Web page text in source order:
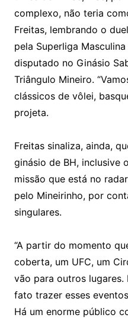
complexo, não teria
Freitas, lembrando o
pela Superliga
disputado no Ginásio
Triângulo Mineiro.
clássicos de vôlei,
projeta.
Freitas sinaliza, ainda,
ginásio de BH, inclusive
missão que está no
pelo Mineirinho, por
singulares.
“A partir do momento
coberta, um UFC, um
vão para outros lugares.
fato trazer esses
Há um enorme público